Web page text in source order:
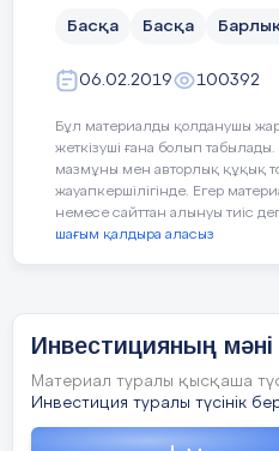
Айжан:
Анасыздар кең байтақ
Жаны жайсаң жеңімпаз
Көлеңке жоқ көңілінде
Үлбіреген жауқазын
Дана:
Сіздер күнсіз аспанда
Сіздер ана, сіздер жар,
білімін жан – жақты
Аманкосов Арсен
болатынына үміт артамыз.
Мектеп директоры Г.У.
Класс жетекші
Басқа Басқа
06.02.2019 100392
Бұл материалды қолданушы
жеткізуші ғана болып
мазмұны мен авторлық құқық
жауапкершілігінде. Егер
немесе сайттан алынуы тиіс
шағым қалдыра аласыз
Инвестицияның мәні
Материал туралы қысқаша
Инвестиция туралы түсінік